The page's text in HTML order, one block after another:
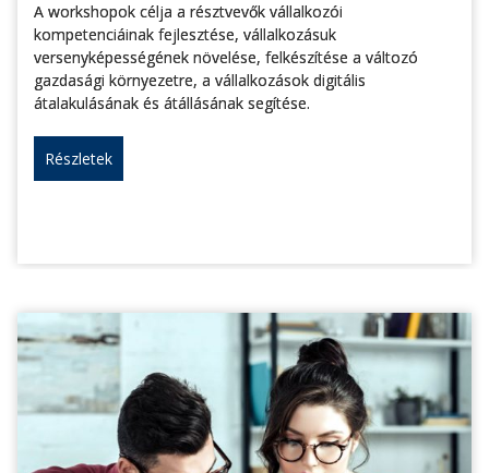
A workshopok célja a résztvevők vállalkozói
kompetenciáinak fejlesztése, vállalkozásuk
versenyképességének növelése, felkészítése a változó
gazdasági környezetre, a vállalkozások digitális
átalakulásának és átállásának segítése.
Részletek